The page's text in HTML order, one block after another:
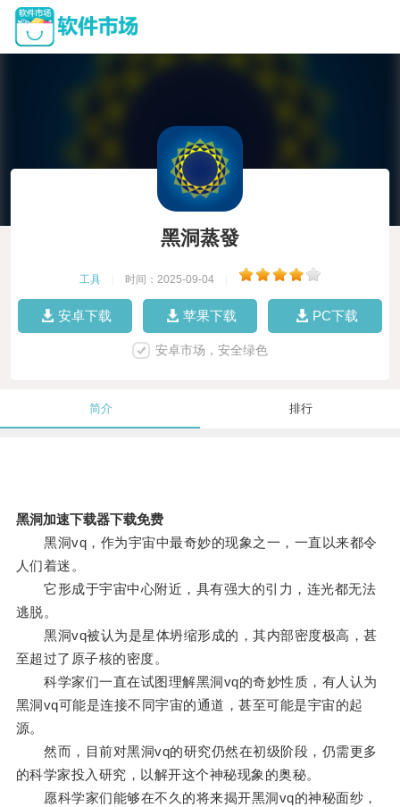
黑洞蒸發
工具 时间：2025-09-04
安卓下载 苹果下载 PC下载
安卓市场，安全绿色
简介 排行
黑洞加速下载器下载免费
黑洞vq，作为宇宙中最奇妙的现象之一，一直以来都令
人们着迷。
它形成于宇宙中心附近，具有强大的引力，连光都无法
逃脱。
黑洞vq被认为是星体坍缩形成的，其内部密度极高，甚
至超过了原子核的密度。
科学家们一直在试图理解黑洞vq的奇妙性质，有人认为
黑洞vq可能是连接不同宇宙的通道，甚至可能是宇宙的起
源。
然而，目前对黑洞vq的研究仍然在初级阶段，仍需更多
的科学家投入研究，以解开这个神秘现象的奥秘。
愿科学家们能够在不久的将来揭开黑洞vq的神秘面纱，